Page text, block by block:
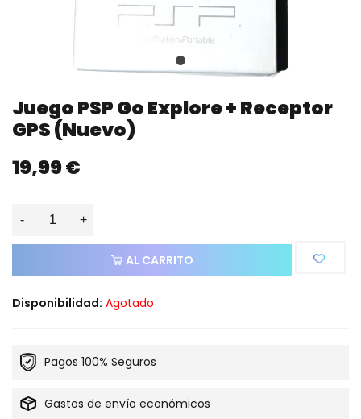
Juego PSP Go Explore + Receptor
GPS (nuevo)
19,99 €
- +
AL CARRITO
Disponibilidad: Agotado
Pagos 100% Seguros
Gastos de envío económicos